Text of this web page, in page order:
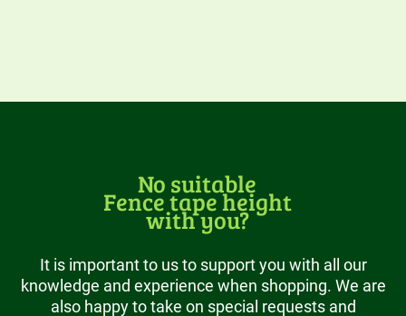
No suitable
Fence tape height
with you?
It is important to us to support you with all our
knowledge and experience when shopping. We are
also happy to take on special requests and